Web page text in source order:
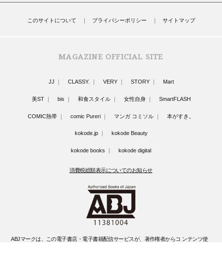
このサイトについて プライバシーポリシー サイトマップ
MAGAZINE OFFICIAL SITE
JJ CLASSY. VERY STORY Mart
美ST bis 和食スタイル 女性自身 SmartFLASH
COMIC熱帯 comic Pureri マンガ コミソル 本がすき。
kokode.jp kokode Beauty
kokode books kokode digital
消費税総額表示についてのお知らせ
ABJマークは、この電子書店・電子書籍配信サービスが、著作権者からコ ンテンツ使